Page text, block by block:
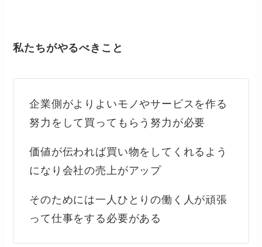
私たちがやるべきこと
企業側がよりよいモノやサービスを作る
努力をして買ってもらう努力が必要
価値が伝われば買い物をしてくれるよう
になり会社の売上がアップ
そのためには一人ひとりの働く人が頑張
って仕事をする必要がある